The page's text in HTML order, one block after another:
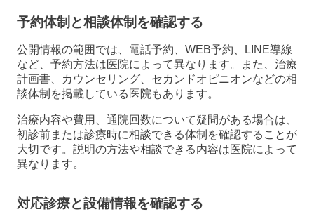
予約体制と相談体制を確認する
公開情報の範囲では、電話予約、WEB予約、LINE導線
など、予約方法は医院によって異なります。また、治療
計画書、カウンセリング、セカンドオピニオンなどの相
談体制を掲載している医院もあります。
治療内容や費用、通院回数について疑問がある場合は、
初診前または診療時に相談できる体制を確認することが
大切です。説明の方法や相談できる内容は医院によって
異なります。
対応診療と設備情報を確認する